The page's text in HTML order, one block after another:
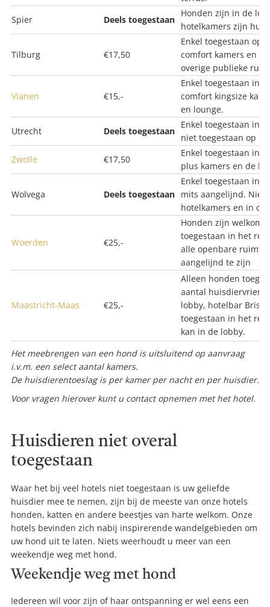
Spier
Deels toegestaan
Honden zijn in de
hotelkamers zijn
Tilburg €17,50
Enkel toegestaan op
comfort kamers en
overige publieke
Vianen €15,-
Enkel toegestaan in
comfort kingsize
en lounge.
Utrecht
Deels toegestaan
Enkel toegestaan in
niet toegestaan op
Zwolle
€17,50
Enkel toegestaan in
plus kamers en de
Wolvega Deels toegestaan
Enkel toegestaan in
mits aangelijnd. Niet
hotelkamers en in de
Woerden €25,-
Honden zijn welkom
toegestaan in het
alle openbare
aangelijnd te zijn
Maastricht-Maas €25,-
Alleen honden
aantal
lobby, hotelbar Brisa
toegestaan in het
kan in de lobby.
Het meebrengen van een hond is uitsluitend op aanvraag
i.v.m. een select aantal kamers.
De huisdierentoeslag is per kamer per nacht en per huisdier.
Voor vragen hierover kunt u contact opnemen met het hotel.
Huisdieren niet overal
toegestaan
Waar het bij veel hotels niet toegestaan is uw geliefde
huisdier mee te nemen, zijn bij de meeste van onze hotels
honden, katten en andere beestjes van harte welkom. Onze
hotels bevinden zich nabij inspirerende wandelgebieden om
uw hond uit te laten. Niets weerhoudt u meer van een
weekendje weg met hond.
Weekendje weg met hond
Iedereen wil voor zijn of haar ontspanning er wel eens een